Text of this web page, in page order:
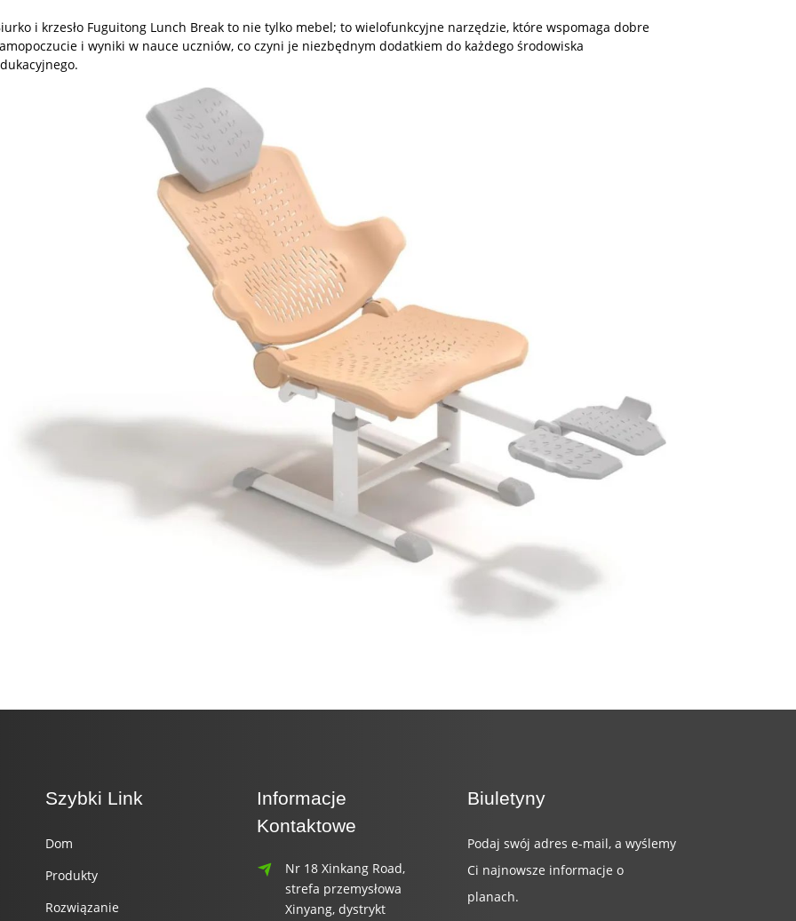
i krzesło Fuguitong Lunch Break to nie tylko mebel; to wielofunkcyjne narzędzie, które wspomaga dobre
i wyniki w nauce uczniów, co czyni je niezbędnym dodatkiem do każdego środowiska
Szybki Link
Dom
Produkty
Rozwiązanie
Informacje
Kontaktowe
Nr 18 Xinkang Road,
strefa przemysłowa
Xinyang, dystrykt
Biuletyny
Podaj swój adres e-mail, a wyślemy
Ci najnowsze informacje o
planach.